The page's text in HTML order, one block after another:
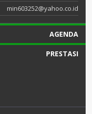
min603252@yahoo.co.id
AGENDA
PRESTASI